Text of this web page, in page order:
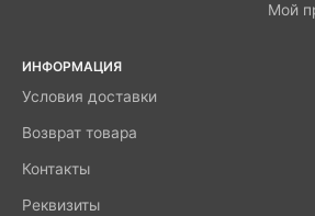
Мой
ИНФОРМАЦИЯ
Условия доставки
Возврат товара
Контакты
Реквизиты